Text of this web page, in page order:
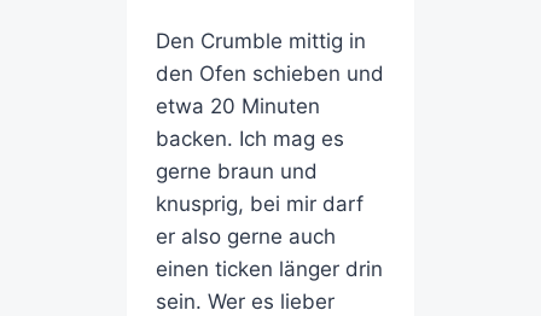
Den Crumble mittig in
den Ofen schieben und
etwa 20 Minuten
backen. Ich mag es
gerne braun und
knusprig, bei mir darf
er also gerne auch
einen ticken länger drin
sein. Wer es lieber